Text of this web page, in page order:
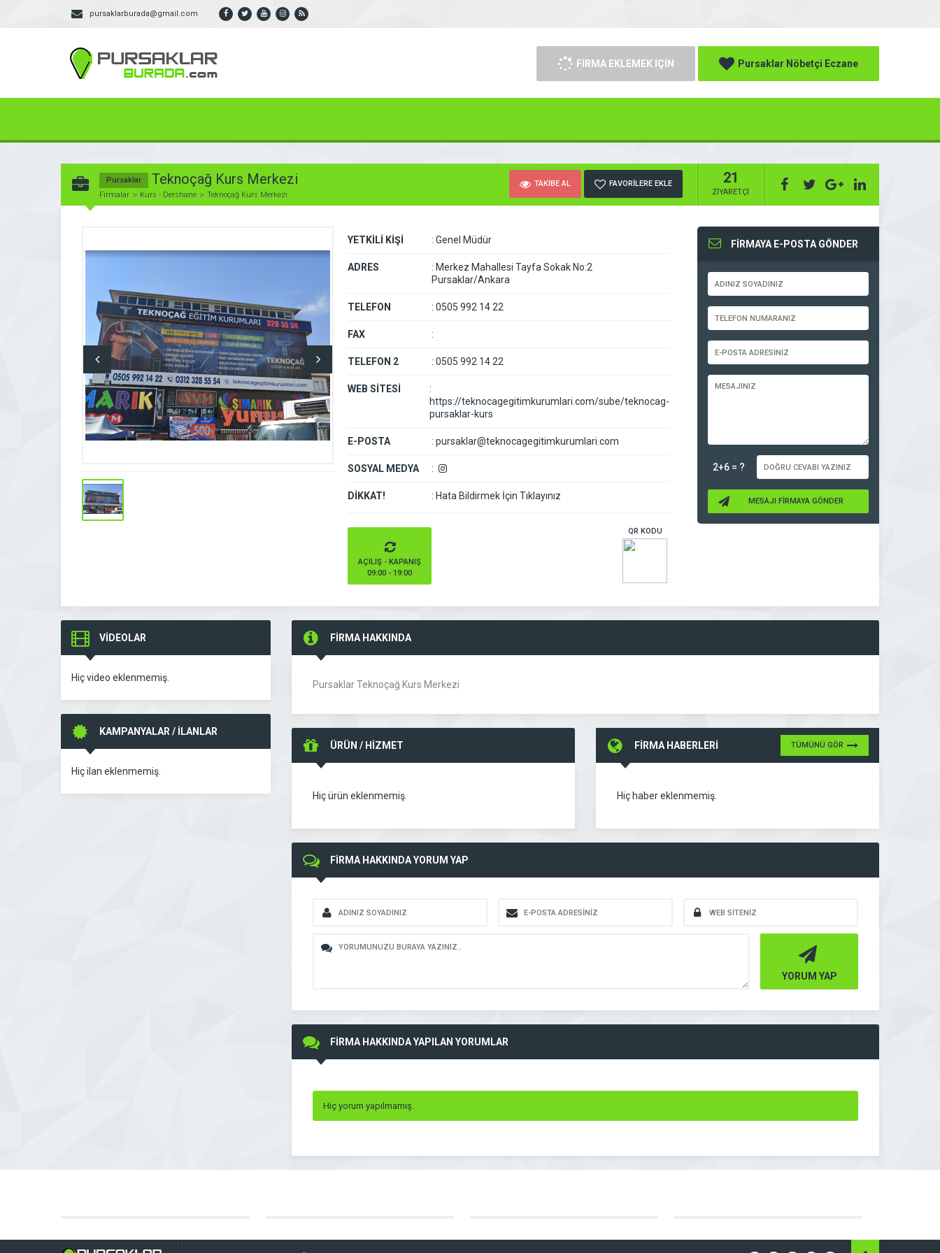
pursaklarburada@gmail.com
FİRMA EKLEMEK İÇİN Pursaklar Nöbetçi Eczane
Pursaklar Teknoçağ Kurs Merkezi
Firmalar Kurs - Dershane Teknoçağ Kurs Merkezi
TAKİBE AL FAVORİLERE EKLE 21
ZİYARETÇİ
YETKİLİ KİŞİ : Genel Müdür
ADRES : Merkez Mahallesi Tayfa Sokak No:2
Pursaklar/Ankara
TELEFON : 0505 992 14 22
FAX :
TELEFON 2 : 0505 992 14 22
WEB SİTESİ
:
https://teknocagegitimkurumlari.com/sube/teknocag-
pursaklar-kurs
E-POSTA : pursaklar@teknocagegitimkurumlari.com
SOSYAL MEDYA :
DİKKAT! : Hata Bildirmek İçin Tıklayınız
AÇILIŞ - KAPANIŞ
09:00 - 19:00
QR KODU
FİRMAYA E-POSTA GÖNDER
2+6 = ?
MESAJI FİRMAYA GÖNDER
VİDEOLAR
Hiç video eklenmemiş.
KAMPANYALAR / İLANLAR
Hiç ilan eklenmemiş.
FİRMA HAKKINDA
Pursaklar Teknoçağ Kurs Merkezi
ÜRÜN / HİZMET
Hiç ürün eklenmemiş.
FİRMA HABERLERİ TÜMÜNÜ GÖR
Hiç haber eklenmemiş.
FİRMA HAKKINDA YORUM YAP
YORUM YAP
FİRMA HAKKINDA YAPILAN YORUMLAR
Hiç yorum yapılmamış.